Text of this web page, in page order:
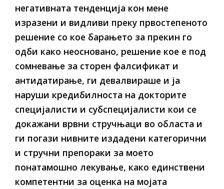
негативната тенденција кон мене
изразени и видливи преку првостепеното
решение со кое барањето за прекин го
одби како неосновано, решение кое е под
сомневање за сторен фалсификат и
антидатирање, ги девалвираше и ја
наруши кредибилноста на докторите
специјалисти и субспецијалисти кои се
докажани врвни стручњаци во областа и
ги погази нивните издадени категорични
и стручни препораки за моето
понатамошно лекување, како единствени
компетентни за оценка на мојата